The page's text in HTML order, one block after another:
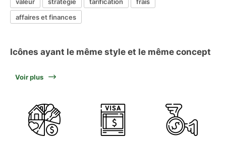
affaires et finances
Icônes ayant le même style et le même concept
Voir plus